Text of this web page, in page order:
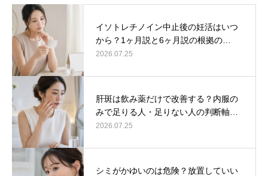
イソトレチノイン中止後の妊活はいつ
から？1ヶ月説と6ヶ月説の根拠の…
2026.07.25
肝斑は飲み薬だけで改善する？内服の
みで足りる人・足りない人の判断軸…
2026.07.25
シミがかゆいのは危険？放置していい